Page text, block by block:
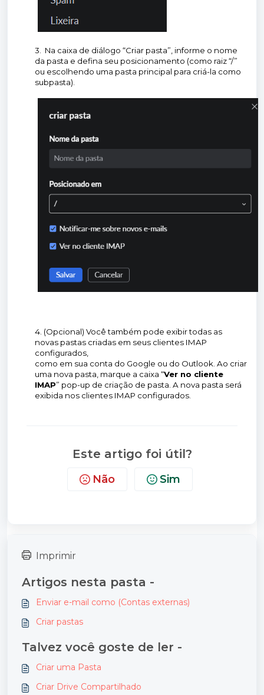
3. Na caixa de diálogo “Criar pasta”, informe o nome
da pasta e defina seu posicionamento (como raiz “/”
ou escolhendo uma pasta principal para criá-la como
subpasta).
4. (Opcional) Você também pode exibir todas as
novas pastas criadas em seus clientes IMAP
configurados,
como em sua conta do Google ou do Outlook. Ao criar
uma nova pasta, marque a caixa “Ver no cliente
IMAP” pop-up de criação de pasta. A nova pasta será
exibida nos clientes IMAP configurados.
Este artigo foi útil?
Não Sim
Imprimir
Artigos nesta pasta -
Enviar e-mail como (Contas externas)
Criar pastas
Talvez você goste de ler -
Criar uma Pasta
Criar Drive Compartilhado